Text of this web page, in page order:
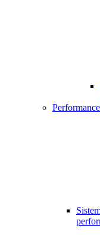
Performance